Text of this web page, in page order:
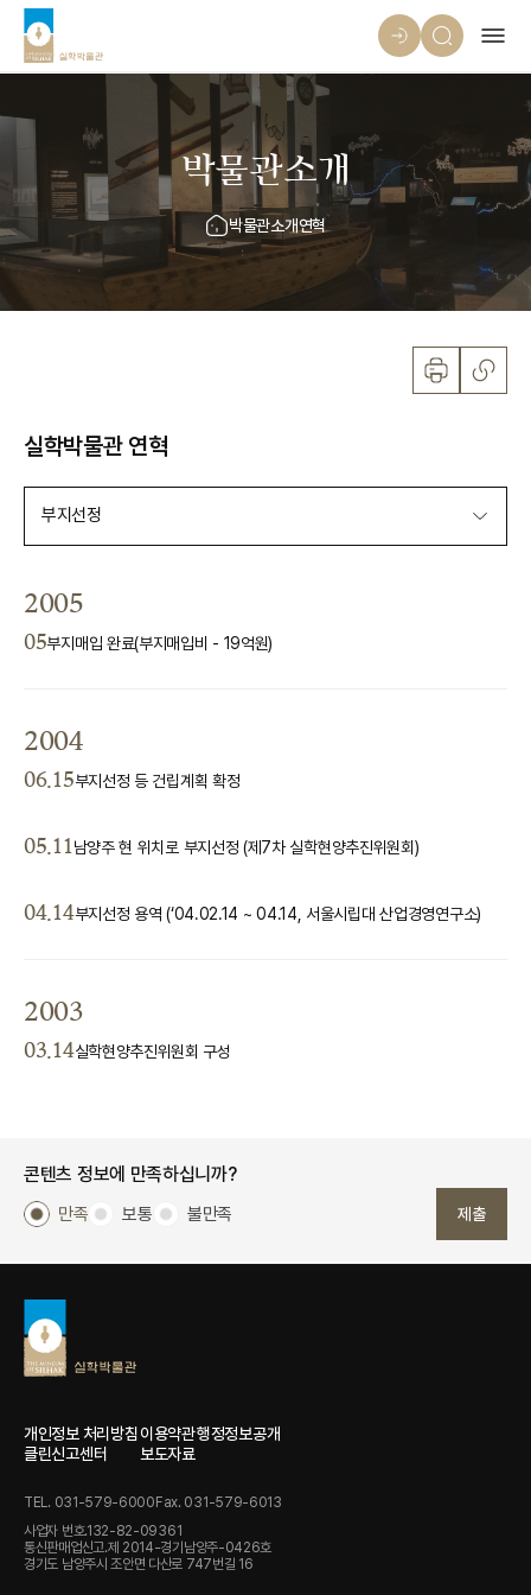
박물관소개
박물관소개연혁
실학박물관 연혁
부지선정
2005
05부지매입 완료(부지매입비 - 19억원)
2004
06.15부지선정 등 건립계획 확정
05.11남양주 현 위치로 부지선정 (제7차 실학현양추진위원회)
04.14부지선정 용역 (‘04.02.14 ~ 04.14, 서울시립대 산업경영연구소)
2003
03.14실학현양추진위원회 구성
콘텐츠 정보에 만족하십니까?
만족 보통 불만족 제출
개인정보 처리방침 이용약관행정정보공개
클린신고센터
보도자료
TEL. 031-579-6000Fax. 031-579-6013
사업자 번호.132-82-09361
통신판매업신고.제 2014-경기남양주-0426호
경기도 남양주시 조안면 다산로 747번길 16